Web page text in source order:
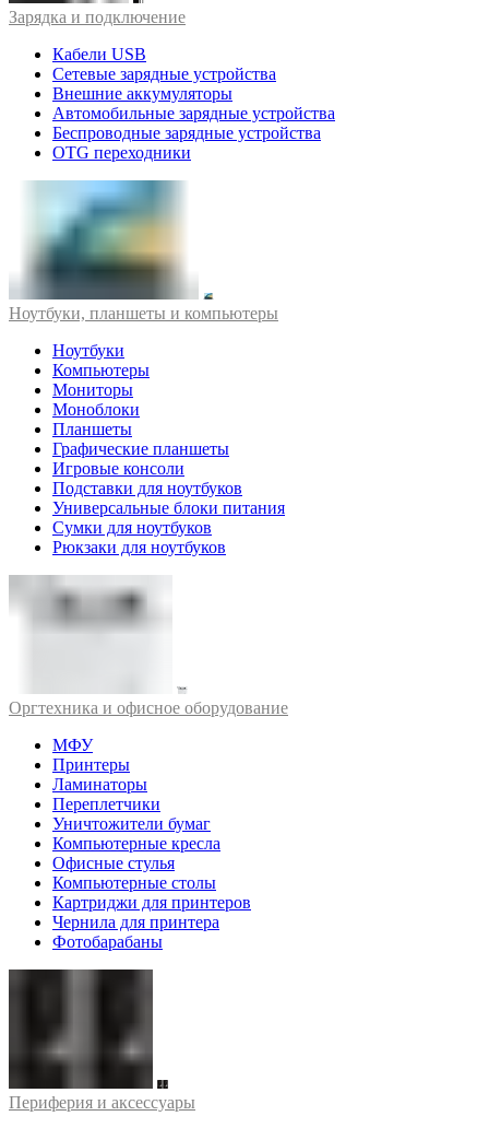
Зарядка и подключение
Кабели USB
Сетевые зарядные устройства
Внешние аккумуляторы
Автомобильные зарядные устройства
Беспроводные зарядные устройства
OTG переходники
Ноутбуки, планшеты и компьютеры
Ноутбуки
Компьютеры
Мониторы
Моноблоки
Планшеты
Графические планшеты
Игровые консоли
Подставки для ноутбуков
Универсальные блоки питания
Сумки для ноутбуков
Рюкзаки для ноутбуков
Оргтехника и офисное оборудование
МФУ
Принтеры
Ламинаторы
Переплетчики
Уничтожители бумаг
Компьютерные кресла
Офисные стулья
Компьютерные столы
Картриджи для принтеров
Чернила для принтера
Фотобарабаны
Периферия и аксессуары